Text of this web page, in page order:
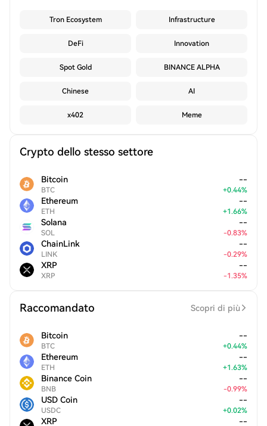
Tron Ecosystem Infrastructure
DeFi Innovation
Spot Gold BINANCE ALPHA
Chinese AI
x402 Meme
Crypto dello stesso settore
Bitcoin
BTC
--
+0.44%
Ethereum
ETH
--
+1.66%
Solana
SOL
--
-0.83%
ChainLink
LINK
--
-0.29%
XRP
XRP
--
-1.35%
Raccomandato Scopri di più
Bitcoin
BTC
--
+0.44%
Ethereum
ETH
--
+1.63%
Binance Coin
BNB
--
-0.99%
USD Coin
USDC
--
+0.02%
XRP --